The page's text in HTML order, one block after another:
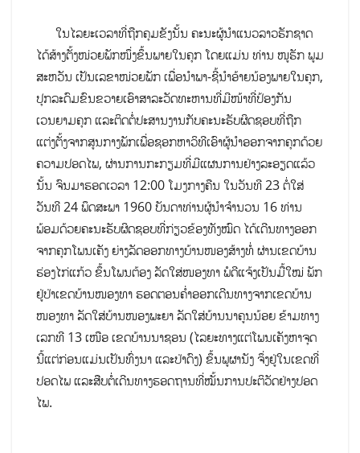
ໃນໄລຍະເວລາທີ່ຖືກຄຸມຂັງນັ້ນ ຄະນະຜູ້ນໍາແນວລາວຮັກຊາດ
ໄດ້ສ້າງຕັ້ງໜ່ວຍພັກໜຶ່ງຂຶ້ນພາຍໃນຄຸກ ໂດຍແມ່ນ ທ່ານ ໜູຮັກ ພູມ
ສະຫວັນ ເປັນເລຂາໜ່ວຍພັກ ເພື່ອນໍາພາ-ຊີ້ນໍາອ້າຍນ້ອງພາຍໃນຄຸກ,
ປຸກລະດົມຂົນຂວາຍເອົາສາລະວັດທະຫານທີ່ມີໜ້າທີ່ປ້ອງກັນ
ເວນຍາມຄຸກ ແລະຕິດຕໍ່ປະສານງານກັບຄະນະຮັບຜິດຊອບທີ່ຖືກ
ແຕ່ງຕັ້ງຈາກສູນກາງພັກເພື່ອຊອກຫາວິທີເອົາຜູ້ນໍາອອກຈາກຄຸກດ້ວຍ
ຄວາມປອດໄພ, ຜ່ານການກະກຽມທີ່ມີແຜນການຢ່າງລະອຽດແລ້ວ
ນັ້ນ ຈົນມາຮອດເວລາ 12:00 ໂມງກາງຄືນ ໃນວັນທີ 23 ຕໍ່ໃສ່
ວັນທີ 24 ພຶດສະພາ 1960 ບັນດາທ່ານຜູ້ນໍາຈໍານວນ 16 ທ່ານ
ພ້ອມດ້ວຍຄະນະຮັບຜິດຊອບທີ່ກ່ຽວຂ້ອງທັງໝົດ ໄດ້ເດີນທາງອອກ
ຈາກຄຸກໂພນເຄັງ ຍ່າງລັດອອກທາງບ້ານໜອງສ້າງທໍ່ ຜ່ານເຂດບ້ານ
ຮ່ອງໄກ່ແກ້ວ ຂຶ້ນໂພນຕ້ອງ ລັດໃສ່ໜອງທາ ພໍດີແຈ້ງເປັນມື້ໃໝ່ ພັກ
ຢູ່ປ່າເຂດບ້ານໜອງທາ ຮອດຕອນຄໍ່າອອກເດີນທາງຈາກເຂດບ້ານ
ໜອງທາ ລັດໃສ່ບ້ານໜອງພະຍາ ລັດໃສ່ບ້ານນາຄູນນ້ອຍ ຂ້າມທາງ
ເລກທີ 13 ເໜືອ ເຂດບ້ານນາຊອນ (ໄລຍະທາງແຕ່ໂພນເຄັງຫາຈຸດ
ນີ້ແຕ່ກ່ອນແມ່ນເປັນທົ່ງນາ ແລະປ່າດົງ) ຂຶ້ນພູຜານັງ ຈຶ່ງຢູ່ໃນເຂດທີ່
ປອດໄພ ແລະສືບຕໍ່ເດີນທາງຮອດຖານທີ່ໝັ້ນການປະຕິວັດຢ່າງປອດ
ໄພ.